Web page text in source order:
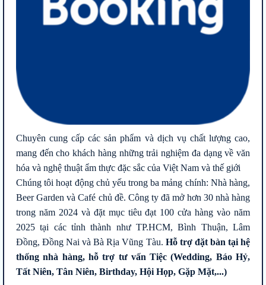
Chuyên cung cấp các sản phẩm và dịch vụ chất lượng cao,
mang đến cho khách hàng những trải nghiệm đa dạng về văn
hóa và nghệ thuật ẩm thực đặc sắc của Việt Nam và thế giới
Chúng tôi hoạt động chủ yếu trong ba mảng chính: Nhà hàng,
Beer Garden và Café chủ đề. Công ty đã mở hơn 30 nhà hàng
trong năm 2024 và đặt mục tiêu đạt 100 cửa hàng vào năm
2025 tại các tỉnh thành như TP.HCM, Bình Thuận, Lâm
Đồng, Đồng Nai và Bà Rịa Vũng Tàu. Hỗ trợ đặt bàn tại hệ
thống nhà hàng, hỗ trợ tư vấn Tiệc (Wedding, Báo Hỷ,
Tất Niên, Tân Niên, Birthday, Hội Họp, Gặp Mặt,...)